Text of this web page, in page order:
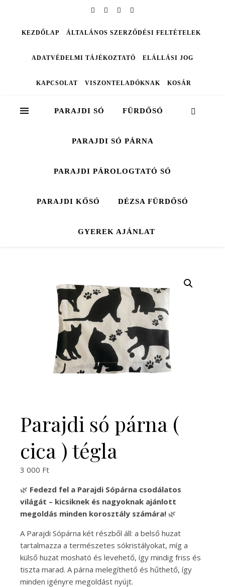
KEZDŐLAP ÁLTALÁNOS SZERZŐDÉSI FELTÉTELEK
ADATVÉDELMI TÁJÉKOZTATÓ ELÁLLÁSI JOG
KAPCSOLAT VISZONTELADÓKNAK KOSÁR
PARAJDI SÓ FÜRDŐSÓ
PARAJDI SÓ PÁRNA
PARAJDI PÁROLOGTATÓ SÓ
PARAJDI KŐSÓ DÉZSA FÜRDŐSÓ
GYEREK AJÁNLAT
Parajdi só párna (
cica ) tégla
3 000 Ft
🌿 Fedezd fel a Parajdi Sópárna csodálatos
világát – kicsiknek és nagyoknak ajánlott
megoldás minden korosztály számára! 🌿
A Parajdi Sópárna két részből áll: a belső huzat
tartalmazza a természetes sókristályokat, míg a
külső huzat mosható és levehető, így mindig friss és
tiszta marad. A párna melegíthető és hűthető, így
minden igényre megoldást nyújt.